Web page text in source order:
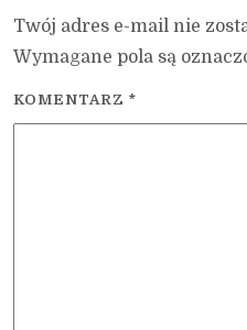
Twój adres e-mail nie
Wymagane pola są
KOMENTARZ *